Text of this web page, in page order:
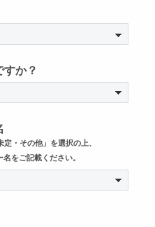
すか？
・その他」を選択の上、
をご記載ください。